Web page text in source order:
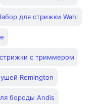
для стрижки Wahl
с триммером
Remington
бороды Andis